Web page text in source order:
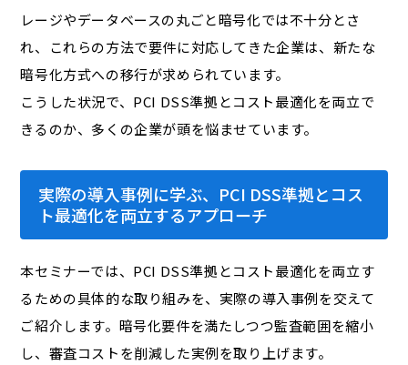
レージやデータベースの丸ごと暗号化では不十分とさ
れ、これらの方法で要件に対応してきた企業は、新たな
暗号化方式への移行が求められています。
こうした状況で、PCI DSS準拠とコスト最適化を両立で
きるのか、多くの企業が頭を悩ませています。
実際の導入事例に学ぶ、PCI DSS準拠とコス
ト最適化を両立するアプローチ
本セミナーでは、PCI DSS準拠とコスト最適化を両立す
るための具体的な取り組みを、実際の導入事例を交えて
ご紹介します。暗号化要件を満たしつつ監査範囲を縮小
し、審査コストを削減した実例を取り上げます。